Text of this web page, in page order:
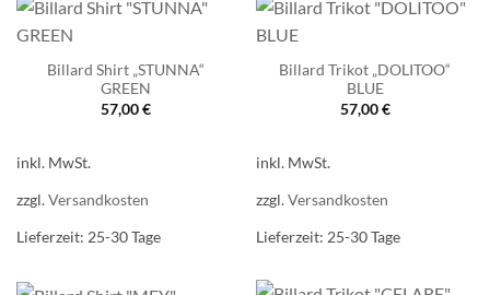
Billard Shirt „STUNNA“
GREEN
57,00€
inkl. MwSt.
zzgl.Versandkosten
Lieferzeit: 25-30 Tage
Billard Trikot „DOLITOO“
BLUE
57,00€
inkl. MwSt.
zzgl.Versandkosten
Lieferzeit: 25-30 Tage